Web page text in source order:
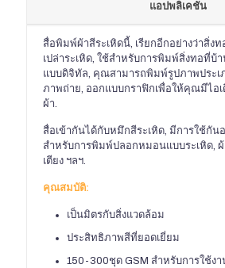
แอปพลิเคชัน
สื่อพิมพ์ผ้าสีระเหิดนี้, เรียกอีกอย่างว่าสิ่ง
เปล่าระเหิด, ใช้สำหรับการพิมพ์สิ่งทอที่บ้
แบบดิจิทัล, คุณสามารถพิมพ์รูปภาพประเ
ภาพถ่าย, ออกแบบกราฟิกเพื่อให้คุณมีไอเ
ผ้า.
สื่อเข้ากันได้กับหมึกสีระเหิด, มีการใช้กัน
สำหรับการพิมพ์ปลอกหมอนแบบระเหิด,
เตียง ฯลฯ.
คุณสมบัติ:
เป็นมิตรกับสิ่งแวดล้อม
ประสิทธิภาพสีที่ยอดเยี่ยม
150-300ชุด GSM สำหรับการใช้ง